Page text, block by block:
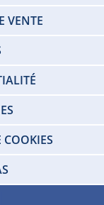
VENTE
COOKIES